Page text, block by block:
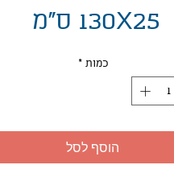
130X25 ס"מ
כמות *
הוסף לסל